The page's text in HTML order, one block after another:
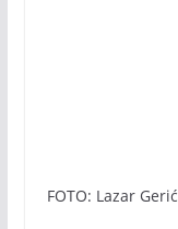
FOTO: Lazar Gerić